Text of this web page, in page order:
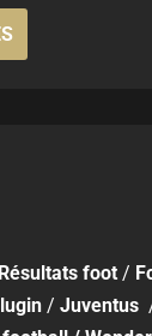
Résultats foot /
/Juventus